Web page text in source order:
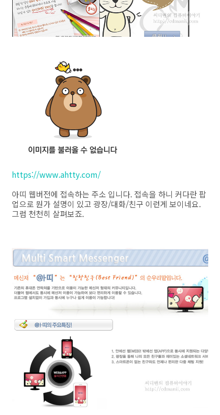
https://www.ahtty.com/
아띠 웹버전에 접속하는 주소 입니다. 접속을 하니 커다란 팝
업으로 뭔가 설명이 있고 광장/대화/친구 이런게 보이네요.
그럼 천천히 살펴보죠.